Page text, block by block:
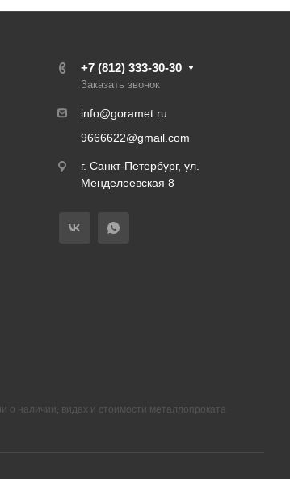
+7 (812) 333-30-30
Заказать звонок
info@goramet.ru
9666622@gmail.com
г. Санкт-Петербург, ул.
Менделеевская 8
наличии, видах и стоимости металлопроката